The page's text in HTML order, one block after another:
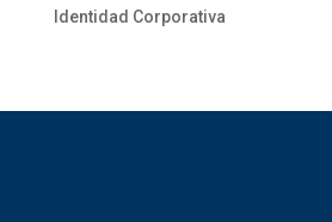
Identidad Corporativa